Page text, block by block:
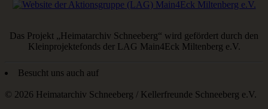
Das Projekt „Heimatarchiv Schneeberg“ wird gefördert durch den
Kleinprojektefonds der LAG Main4Eck Miltenberg e.V.
Besucht uns auch auf
© 2026 Heimatarchiv Schneeberg / Kellerfreunde Schneeberg e.V.